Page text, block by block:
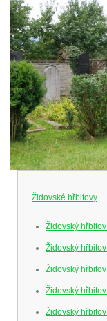
Židovské hřbitovy
Židovský
Židovský
Židovský
Židovský
Židovský